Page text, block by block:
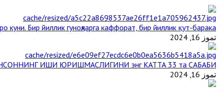
куни. Бир йиллик гуноҳларга каффорат, бир йиллик қут-барака
تموز 16, 2024
ИШИ ЮРИШМАСЛИГИНИ энг КАТТА 33 та САБАБИ
تموز 16, 2024